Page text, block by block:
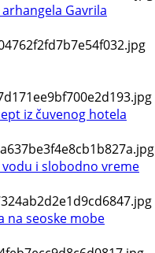
Gavrila
iz čuvenog hotela
i slobodno vreme
na seoske mobe